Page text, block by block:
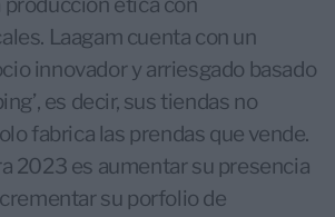
Laagam cuenta con un
innovador y arriesgado basado
es decir, sus tiendas no
fabrica las prendas que vende.
2023 es aumentar su presencia
su porfolio de